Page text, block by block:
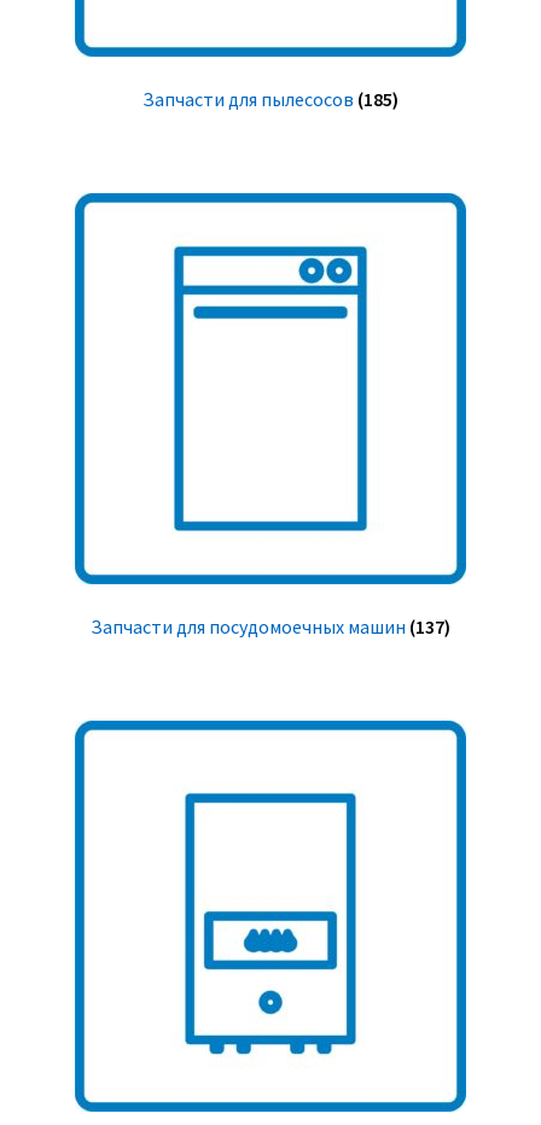
Запчасти для пылесосов (185)
Запчасти для посудомоечных машин (137)